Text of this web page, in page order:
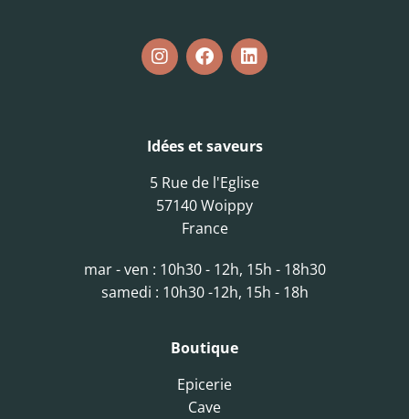
Idées et saveurs
5 Rue de l'Eglise
57140 Woippy
France
mar - ven : 10h30 - 12h, 15h - 18h30
samedi : 10h30 -12h, 15h - 18h
Boutique
Epicerie
Cave